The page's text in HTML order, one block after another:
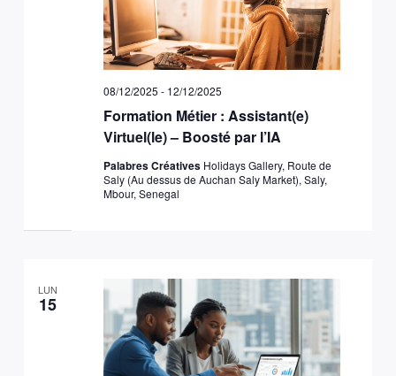
Formation Métier : Assistant(e)
Virtuel(le) – Boosté par l’IA
08/12/2025 - 12/12/2025
Palabres Créatives Holidays Gallery, Route de
Saly (Au dessus de Auchan Saly Market), Saly,
Mbour, Senegal
LUN
15